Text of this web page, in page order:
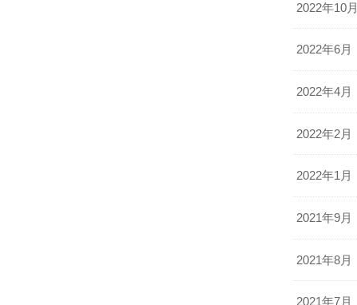
2022年10月
2022年6月
2022年4月
2022年2月
2022年1月
2021年9月
2021年8月
2021年7月